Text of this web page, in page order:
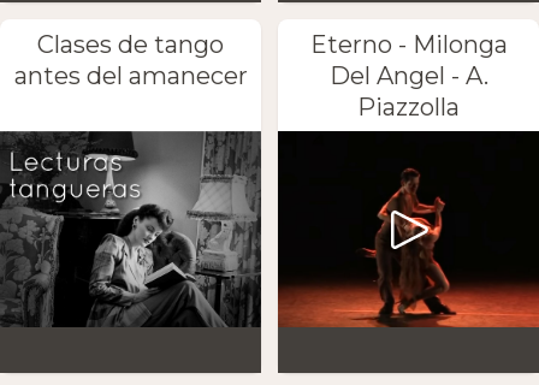
Clases de tango
antes del amanecer
Eterno - Milonga
Del Angel - A.
Piazzolla